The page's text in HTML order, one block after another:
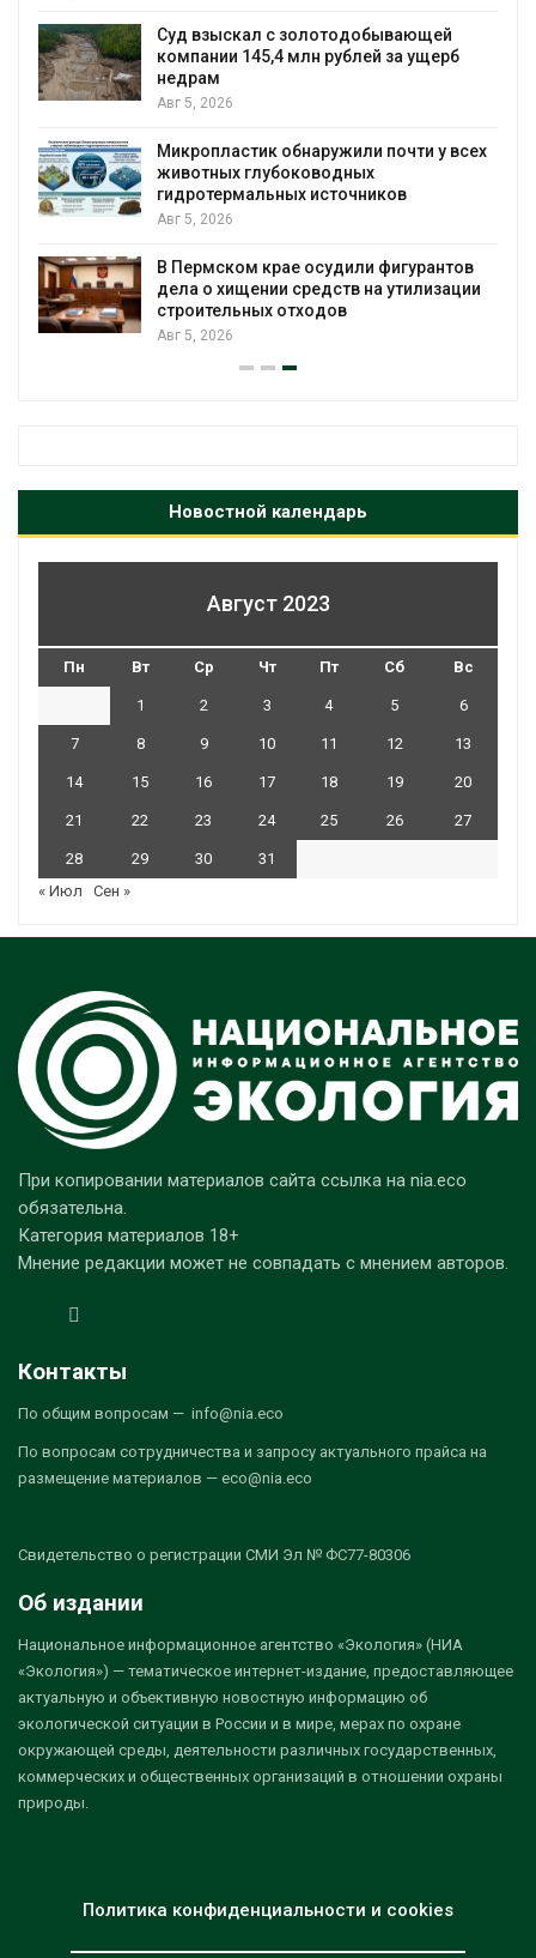
Суд взыскал с золотодобывающей
компании 145,4 млн рублей за ущерб
недрам
Авг 5, 2026
Микропластик обнаружили почти у всех
животных глубоководных
гидротермальных источников
Авг 5, 2026
В Пермском крае осудили фигурантов
дела о хищении средств на утилизации
строительных отходов
Авг 5, 2026
Новостной календарь
Август 2023
Пн Вт Ср Чт Пт Сб Вс
1 2 3 4 5 6
7 8 9 10 11 12 13
14 15 16 17 18 19 20
21 22 23 24 25 26 27
28 29 30
31
« Июл
Сен »
При копировании материалов сайта ссылка на nia.eco
обязательна.
Категория материалов 18+
Мнение редакции может не совпадать с мнением авторов.
Контакты
По общим вопросам — info@nia.eco
По вопросам сотрудничества и запросу актуального прайса на
размещение материалов — eco@nia.eco
Свидетельство о регистрации СМИ Эл № ФС77-80306
Об издании
Национальное информационное агентство «Экология» (НИА
«Экология») — тематическое интернет-издание, предоставляющее
актуальную и объективную новостную информацию об
экологической ситуации в России и в мире, мерах по охране
окружающей среды, деятельности различных государственных,
коммерческих и общественных организаций в отношении охраны
природы.
Политика конфиденциальности и cookies